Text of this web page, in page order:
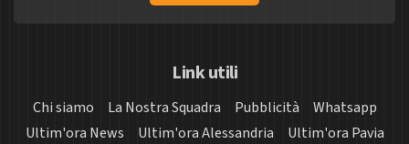
Link utili
Chi siamo La Nostra Squadra Pubblicità
Whatsapp
Ultim'ora News
Ultim'ora Alessandria
Ultim'ora Pavia